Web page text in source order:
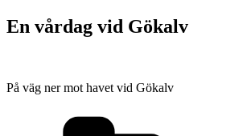
En vårdag vid Gökalv
På väg ner mot havet vid Gökalv